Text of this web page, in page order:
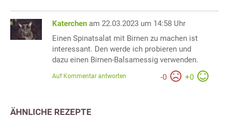
Katerchen am 22.03.2023 um 14:58 Uhr
Einen Spinatsalat mit Birnen zu machen ist
interessant. Den werde ich probieren und
dazu einen Birnen-Balsamessig verwenden.
-0 +0
Auf Kommentar antworten
ÄHNLICHE REZEPTE